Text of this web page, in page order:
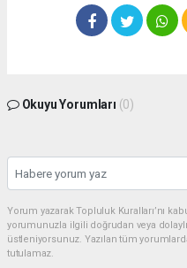
Okuyu Yorumları (0)
Yorum yazarak Topluluk Kuralları’nı
yorumunuzla ilgili doğrudan veya
üstleniyorsunuz. Yazılan tüm
tutulamaz.